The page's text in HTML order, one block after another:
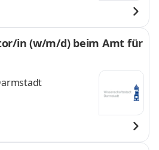
in (w/m/d) beim Amt für